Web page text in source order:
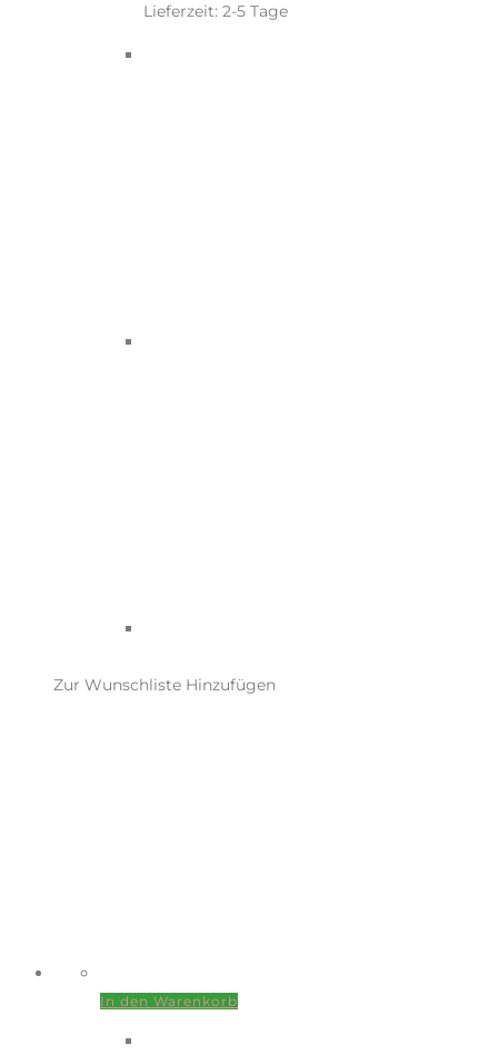
Lieferzeit: 2-5 Tage
Zur Wunschliste Hinzufügen
In den Warenkorb